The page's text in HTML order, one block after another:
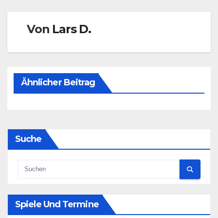
Von Lars D.
Ähnlicher Beitrag
Suche
Spiele Und Termine